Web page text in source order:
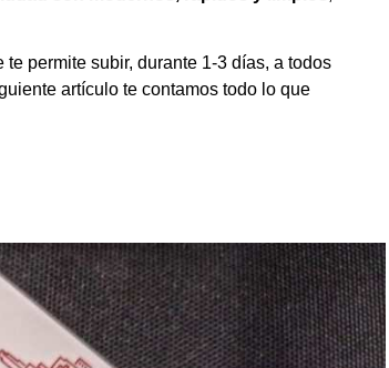
permite subir, durante 1-3 días, a todos
artículo te contamos todo lo que